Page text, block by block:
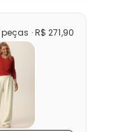
peças ·R$ 271,90